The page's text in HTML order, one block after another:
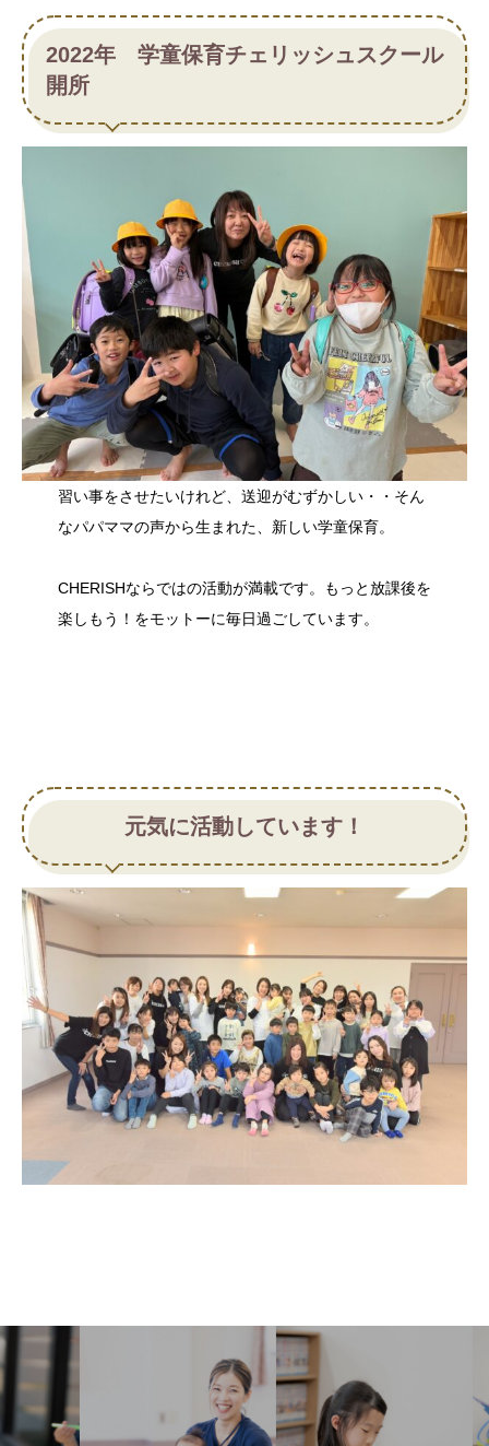
2022年 学童保育チェリッシュスクール
開所
習い事をさせたいけれど、送迎がむずかしい・・そん
なパパママの声から生まれた、新しい学童保育。
CHERISHならではの活動が満載です。もっと放課後を
楽しもう！をモットーに毎日過ごしています。
元気に活動しています！